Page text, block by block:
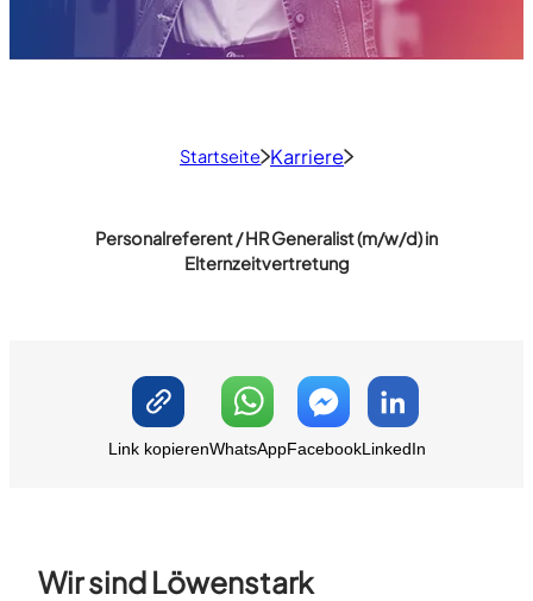
Startseite Karriere
Personalreferent / HR Generalist (m/w/d) in
Elternzeitvertretung
Link kopierenWhatsAppFacebookLinkedIn
Wir sind Löwenstark